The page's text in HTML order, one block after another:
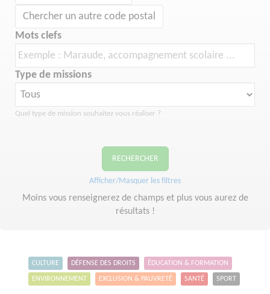
Chercher un autre code postal
Mots clefs
Type de missions
Quel type de mission souhaitez vous réaliser ?
RECHERCHER
Afficher/Masquer les filtres
Moins vous renseignerez de champs et plus vous aurez de
résultats !
CULTURE DÉFENSE DES DROITS ÉDUCATION & FORMATION
ENVIRONNEMENT EXCLUSION & PAUVRETÉ SANTÉ SPORT